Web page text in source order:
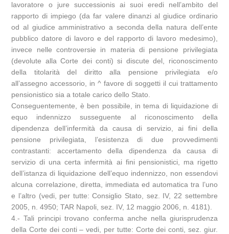
lavoratore o jure successionis ai suoi eredi nell’ambito del
rapporto di impiego (da far valere dinanzi al giudice ordinario
od al giudice amministrativo a seconda della natura dell’ente
pubblico datore di lavoro e del rapporto di lavoro medesimo),
invece nelle controversie in materia di pensione privilegiata
(devolute alla Corte dei conti) si discute del, riconoscimento
della titolarità del diritto alla pensione privilegiata e/o
all’assegno accessorio, in ^ favore di soggetti il cui trattamento
pensionistico sia a totale carico dello Stato.
Conseguentemente, è ben possibile, in tema di liquidazione di
equo indennizzo susseguente al riconoscimento della
dipendenza dell’infermità da causa di servizio, ai fini della
pensione privilegiata, l’esistenza di due provvedimenti
contrastanti: accertamento della dipendenza da causa di
servizio di una certa infermità ai fini pensionistici, ma rigetto
dell’istanza di liquidazione dell’equo indennizzo, non essendovi
alcuna correlazione, diretta, immediata ed automatica tra l’uno
e l’altro (vedi, per tutte: Consiglio Stato, sez. IV, 22 settembre
2005, n. 4950; TAR Napoli, sez. IV, 12 maggio 2006, n. 4181).
4.- Tali principi trovano conferma anche nella giurisprudenza
della Corte dei conti – vedi, per tutte: Corte dei conti, sez. giur.